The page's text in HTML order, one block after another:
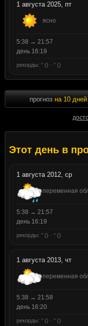
1 августа 2025, пт
ясно
5:38 → 21:57
день 16:19
рекорды: ° () · ° ()
прогноз на 10 дней
Этот день в
1 августа 2012, ср
переменная
5:38 → 21:57
день 16:19
рекорды: ° () · ° ()
1 августа 2013, чт
переменная
5:38 → 21:58
день 16:20
рекорды: ° () · ° ()